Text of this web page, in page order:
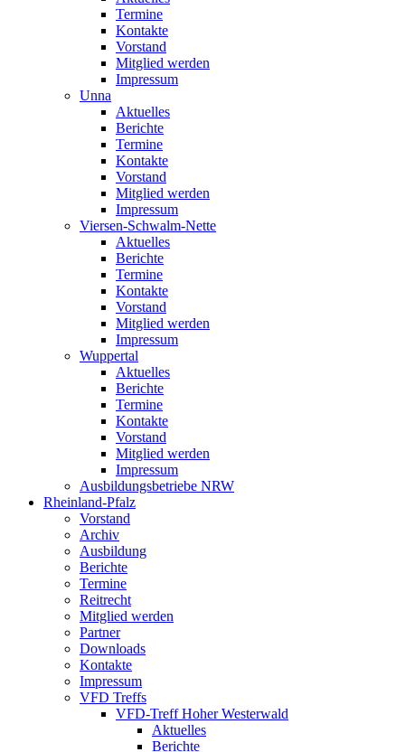
Termine
Kontakte
Vorstand
Mitglied werden
Impressum
Unna
Aktuelles
Berichte
Termine
Kontakte
Vorstand
Mitglied werden
Impressum
Viersen-Schwalm-Nette
Aktuelles
Berichte
Termine
Kontakte
Vorstand
Mitglied werden
Impressum
Wuppertal
Aktuelles
Berichte
Termine
Kontakte
Vorstand
Mitglied werden
Impressum
Ausbildungsbetriebe NRW
Rheinland-Pfalz
Vorstand
Archiv
Ausbildung
Berichte
Termine
Reitrecht
Mitglied werden
Partner
Downloads
Kontakte
Impressum
VFD Treffs
VFD-Treff Hoher Westerwald
Aktuelles
Berichte